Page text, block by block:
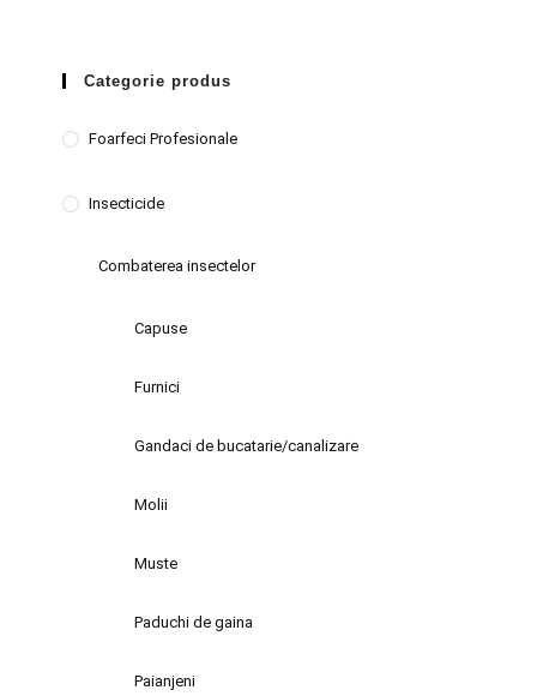
Categorie produs
Foarfeci Profesionale
Insecticide
Combaterea insectelor
Capuse
Furnici
Gandaci de bucatarie/canalizare
Molii
Muste
Paduchi de gaina
Paianjeni